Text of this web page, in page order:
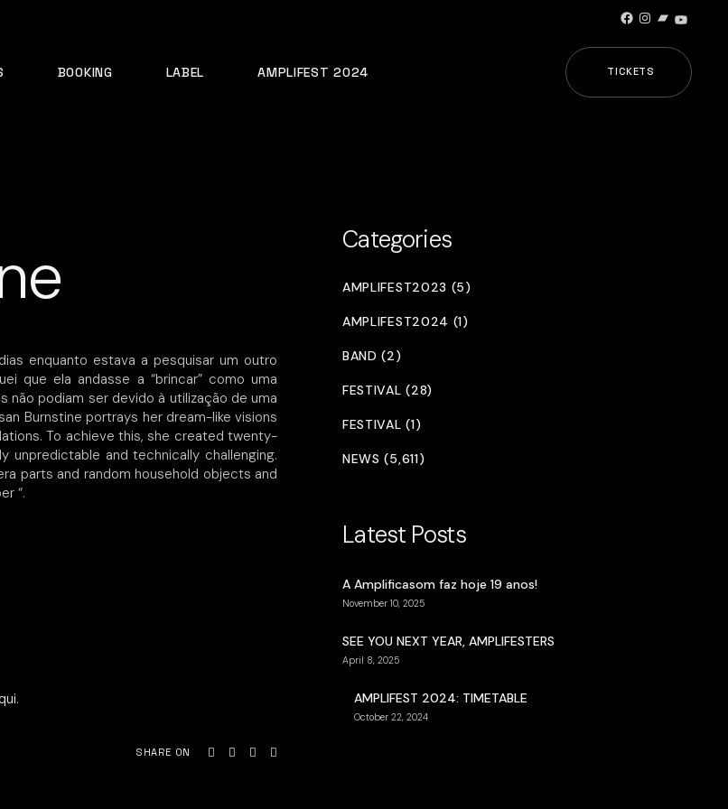
Facebook
Instagram
Bandcamp
BOOKING LABEL AMPLIFEST 2024 TICKETS
enquanto estava a pesquisar um outro
que ela andasse a “brincar” como uma
podiam ser devido à utilização de uma
Burnstine portrays her dream-like visions
To achieve this, she created twenty-
unpredictable and technically challenging.
parts and random household objects and
“.
.
SHARE ON
Categories
AMPLIFEST2023 (5)
AMPLIFEST2024 (1)
BAND (2)
FESTIVAL (28)
FESTIVAL (1)
NEWS (5,611)
Latest Posts
A Amplificasom faz hoje 19 anos!
November 10, 2025
SEE YOU NEXT YEAR, AMPLIFESTERS
April 8, 2025
AMPLIFEST 2024: TIMETABLE
October 22, 2024